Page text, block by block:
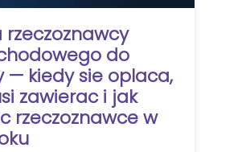
rzeczoznawcy
do
— kiedy sie oplaca,
zawierac i jak
rzeczoznawce w